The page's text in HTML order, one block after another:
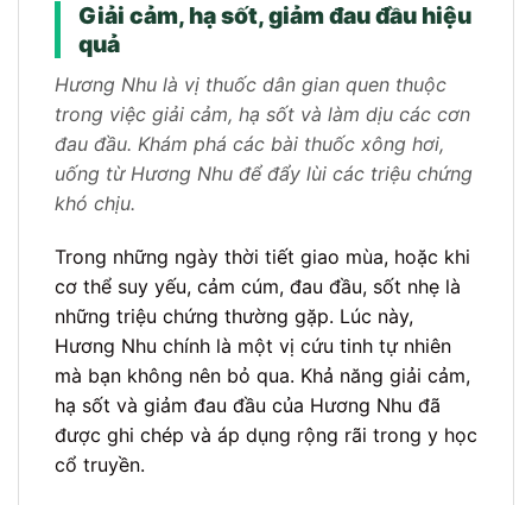
Giải cảm, hạ sốt, giảm đau đầu hiệu
quả
Hương Nhu là vị thuốc dân gian quen thuộc
trong việc giải cảm, hạ sốt và làm dịu các cơn
đau đầu. Khám phá các bài thuốc xông hơi,
uống từ Hương Nhu để đẩy lùi các triệu chứng
khó chịu.
Trong những ngày thời tiết giao mùa, hoặc khi
cơ thể suy yếu, cảm cúm, đau đầu, sốt nhẹ là
những triệu chứng thường gặp. Lúc này,
Hương Nhu chính là một vị cứu tinh tự nhiên
mà bạn không nên bỏ qua. Khả năng giải cảm,
hạ sốt và giảm đau đầu của Hương Nhu đã
được ghi chép và áp dụng rộng rãi trong y học
cổ truyền.